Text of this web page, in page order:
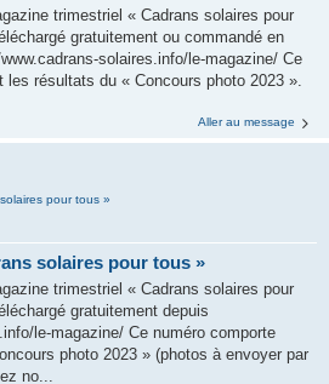
trimestriel « Cadrans solaires pour
gratuitement ou commandé en
solaires.info/le-magazine/ Ce
les résultats du « Concours photo 2023 ».
Aller au message
pour tous »
solaires pour tous »
trimestriel « Cadrans solaires pour
gratuitement depuis
le-magazine/ Ce numéro comporte
photo 2023 » (photos à envoyer par
no...